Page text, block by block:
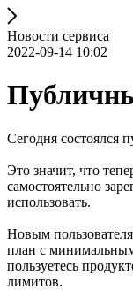
Новости сервиса
2022-09-14 10:02
Сегодня состоялся
Это значит, что
самостоятельно
использовать.
Новым
план с
пользуетесь
лимитов.